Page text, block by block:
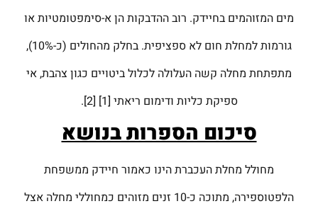
מים המזוהמים בחיידק. רוב ההדבקות הן א-סימפטומטיות או
גורמות למחלת חום לא ספציפית. בחלק מהחולים (כ-10%),
מתפתחת מחלה קשה העלולה לכלול ביטויים כגון צהבת, אי
ספיקת כליות ודימום ריאתי [1] [2].
סיכום הספרות בנושא
מחולל מחלת העכברת הינו כאמור חיידק ממשפחת
הלפטוספירה, מתוכה כ-10 זנים מזוהים כמחוללי מחלה אצל